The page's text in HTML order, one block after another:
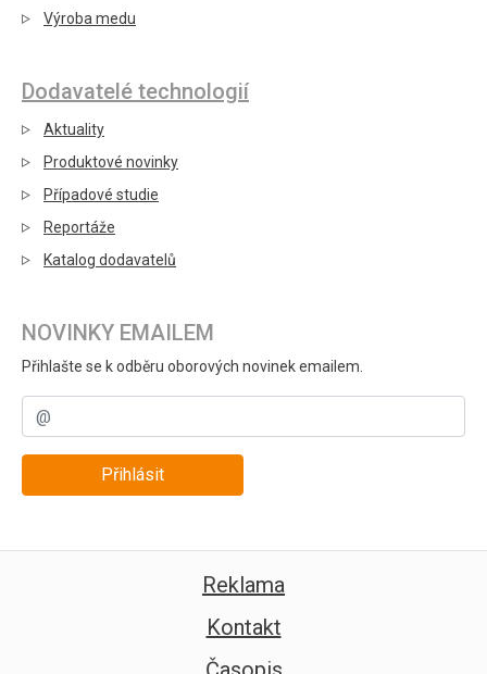
Výroba medu
Dodavatelé technologií
Aktuality
Produktové novinky
Případové studie
Reportáže
Katalog dodavatelů
NOVINKY EMAILEM
Přihlašte se k odběru oborových novinek emailem.
Přihlásit
Reklama
Kontakt